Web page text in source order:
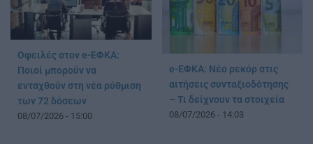
Οφειλές στον e-ΕΦΚΑ:
Ποιοί μπορούν να
ενταχθούν στη νέα ρύθμιση
των 72 δόσεων
08/07/2026 - 15:00
e-ΕΦΚΑ: Νέο ρεκόρ στις
αιτήσεις συνταξιοδότησης
– Τι δείχνουν τα στοιχεία
08/07/2026 - 14:03